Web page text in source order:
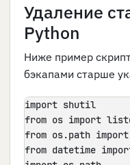
Удаление
Python
Ниже пример
бэкапами старше
import shutil
from os import
from os.path
from datetime